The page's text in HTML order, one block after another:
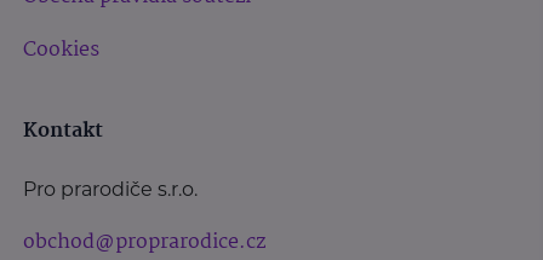
Cookies
Kontakt
Pro prarodiče s.r.o.
obchod@proprarodice.cz